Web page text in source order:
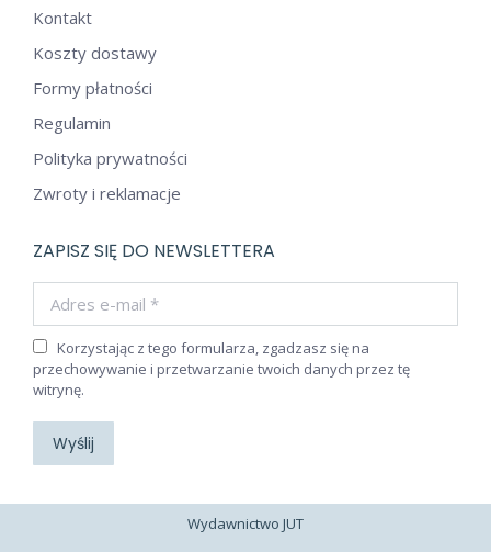
Kontakt
Koszty dostawy
Formy płatności
Regulamin
Polityka prywatności
Zwroty i reklamacje
ZAPISZ SIĘ DO NEWSLETTERA
Korzystając z tego formularza, zgadzasz się na
przechowywanie i przetwarzanie twoich danych przez tę
witrynę.
Wyślij
Wydawnictwo JUT